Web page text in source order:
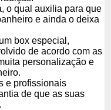
o qual auxilia para que
e ainda o deixa
box especial,
de acordo com as
personalização e
e profissionais
de que as suas